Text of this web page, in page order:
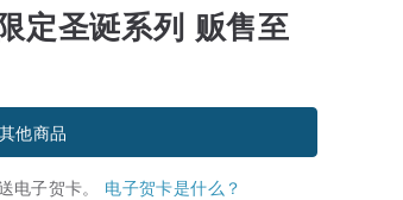
定圣诞系列 贩售至
他商品
电子贺卡。 电子贺卡是什么？